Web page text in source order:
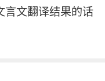
言文翻译结果的话